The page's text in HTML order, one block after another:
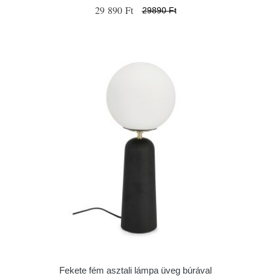
29 890 Ft 29890 Ft
Fekete fém asztali lámpa üveg búrával